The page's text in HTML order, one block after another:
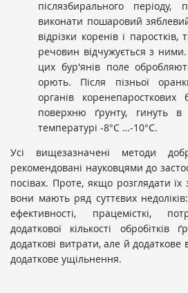
післязбирального
виконати пошаровий
відрізки коренів і
речовин відчужується з
цих бур'янів по­ле
орють. Після пізньої
органів коренепаросткових
поверхню ґрунту, гинуть
температурі -8°С …-10°С.
Усі вищезазначені методи
рекомендовані науковцями до
посівах. Проте, якщо розглядати їх
вони мають ряд суттєвих
ефективності, працемісткі,
додаткової кількості
додаткові витрати, але й додаткове
додаткове ущільнення.